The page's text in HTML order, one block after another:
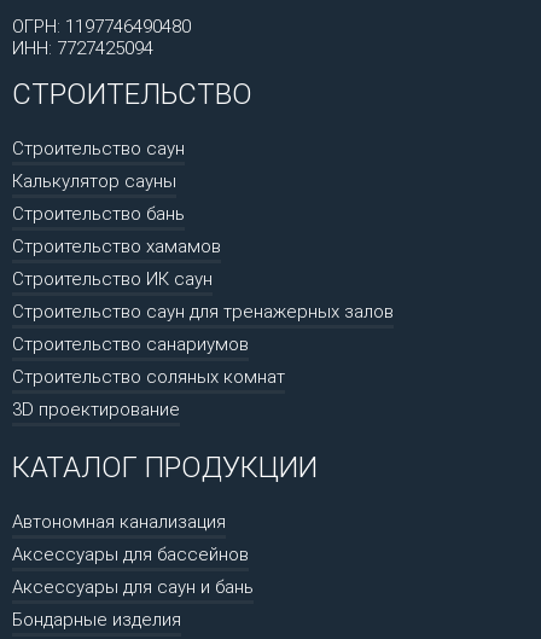
ОГРН: 1197746490480
ИНН: 7727425094
СТРОИТЕЛЬСТВО
Строительство саун
Калькулятор сауны
Строительство бань
Строительство хамамов
Строительство ИК саун
Строительство саун для тренажерных залов
Строительство санариумов
Строительство соляных комнат
3D проектирование
КАТАЛОГ ПРОДУКЦИИ
Автономная канализация
Аксессуары для бассейнов
Аксессуары для саун и бань
Бондарные изделия